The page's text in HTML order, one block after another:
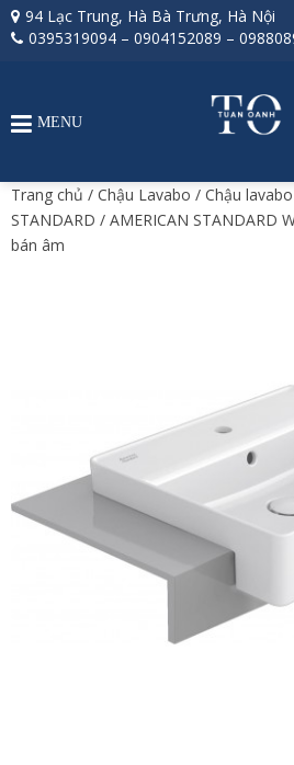
94 Lạc Trung, Hà Bà Trưng, Hà Nội
0395319094 – 0904152089 –
MENU
Trang chủ / Chậu Lavabo / Chậu
STANDARD / AMERICAN STANDARD
bán âm